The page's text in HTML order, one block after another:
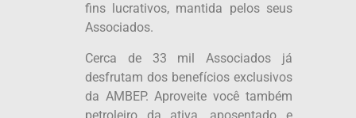
fins lucrativos, mantida pelos seus
Associados.
Cerca de 33 mil Associados já
desfrutam dos benefícios exclusivos
da AMBEP. Aproveite você também